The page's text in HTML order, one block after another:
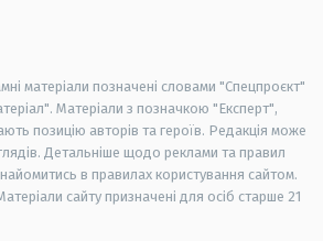
матеріали позначені словами "Спецпроєкт"
Матеріали з позначкою "Експерт",
позицію авторів та героїв. Редакція може
Детальніше щодо реклами та правил
в правилах користування сайтом.
сайту призначені для осіб старше 21